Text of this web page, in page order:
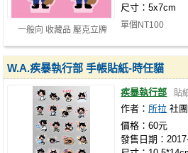
一般向 收藏品 壓克立牌
尺寸：5x7cm
單個NT100
W.A.疾暴執行部 手帳貼紙-時任貓
疾暴執行部 貼
作者：所拉 社
價格：60元
發售日期：